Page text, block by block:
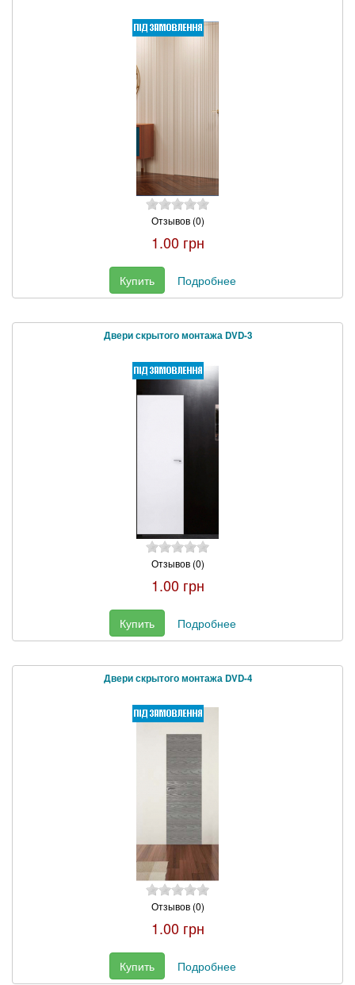
Отзывов (0)
1.00 грн
Купить Подробнее
Двери скрытого монтажа DVD-3
Отзывов (0)
1.00 грн
Купить Подробнее
Двери скрытого монтажа DVD-4
Отзывов (0)
1.00 грн
Купить Подробнее